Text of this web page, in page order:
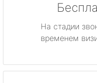
На стадии
временем